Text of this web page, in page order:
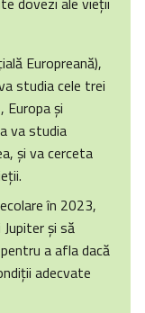
Europreană),
studia cele trei
Europa și
va studia
și va cerceta
în 2023,
și să
a afla dacă
adecvate